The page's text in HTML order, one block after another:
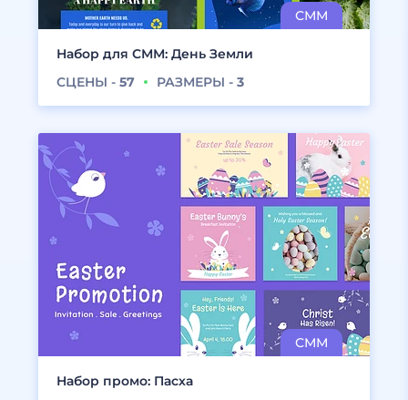
Набор для СММ: День Земли
СЦЕНЫ - 57 РАЗМЕРЫ - 3
Набор промо: Пасха